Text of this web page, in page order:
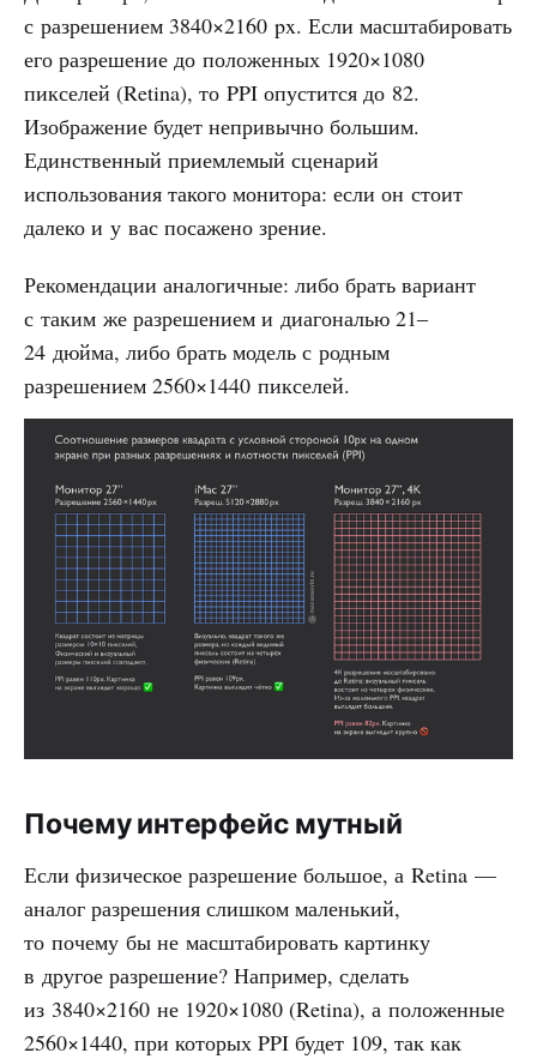
с разрешением 3840×2160 px. Если масштабировать
его разрешение до положенных 1920×1080
пикселей (Retina), то PPI опустится до 82.
Изображение будет непривычно большим.
Единственный приемлемый сценарий
использования такого монитора: если он стоит
далеко и у вас посажено зрение.
Рекомендации аналогичные: либо брать вариант
с таким же разрешением и диагональю 21‒
24 дюйма, либо брать модель с родным
разрешением 2560×1440 пикселей.
Почему интерфейс мутный
Если физическое разрешение большое, а Retina —
аналог разрешения слишком маленький,
то почему бы не масштабировать картинку
в другое разрешение? Например, сделать
из 3840×2160 не 1920×1080 (Retina), а положенные
2560×1440, при которых PPI будет 109, так как